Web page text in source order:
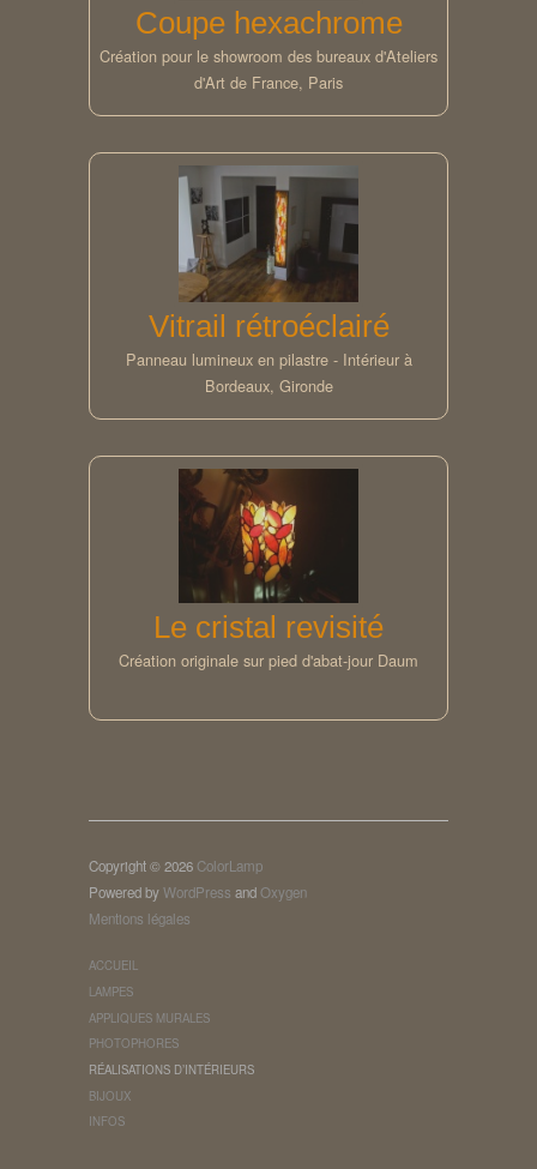
Coupe hexachrome
Création pour le showroom des bureaux d'Ateliers
d'Art de France, Paris
Vitrail rétroéclairé
Panneau lumineux en pilastre - Intérieur à
Bordeaux, Gironde
Le cristal revisité
Création originale sur pied d'abat-jour Daum
Copyright © 2026 ColorLamp
Powered byWordPress andOxygen
Mentions légales
ACCUEIL
LAMPES
APPLIQUES MURALES
PHOTOPHORES
RÉALISATIONS D’INTÉRIEURS
BIJOUX
INFOS